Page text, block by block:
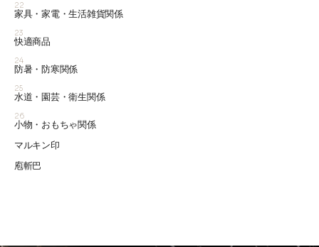
22
家具・家電・生活雑貨関係
23
快適商品
24
防暑・防寒関係
25
水道・園芸・衛生関係
26
小物・おもちゃ関係
マルキン印
庖斬巴